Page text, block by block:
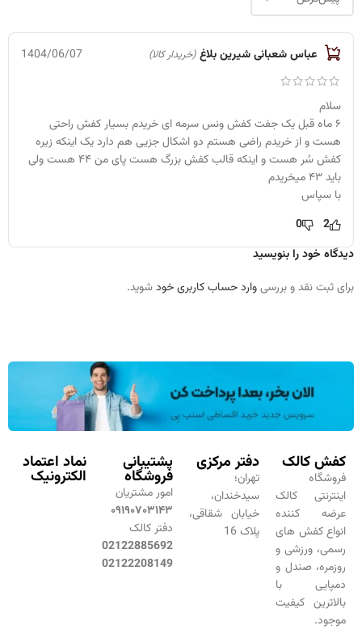
عباس شعبانی شیرین بلاغ (خریدار کالا) 1404/06/07
سلام
۶ ماه قبل یک جفت کفش ونس سرمه ای خریدم بسیار کفش راحتی
هست و از خریدم راضی هستم دو اشکال جزیی هم دارد یک اینکه زیره
کفش سُر هست و اینکه قالب کفش بزرگ هست پای من ۴۴ هست ولی
باید ۴۳ میخریدم
با سپاس
2
0
دیدگاه خود را بنویسید
برای ثبت نقد و بررسیوارد حساب کاربری خودشوید.
کفش کالک
فروشگاه
اینترنتی کالک
عرضه کننده
انواع کفش های
رسمی، ورزشی و
روزمره، صندل و
دمپایی با
بالاترین کیفیت
موجود.
دفتر مرکزی
تهران؛
سیدخندان،
خیابان شقاقی،
پلاک 16
پشتیبانی
فروشگاه
امور مشتریان
۰۹۱۹۰۷۰۳۱۴۳
دفتر کالک
02122885692
02122208149
نماد اعتماد
الکترونیک